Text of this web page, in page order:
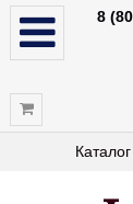
8
Каталог